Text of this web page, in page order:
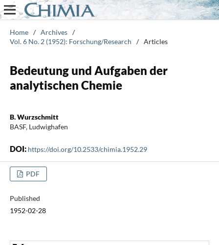
Home / Archives /
Vol. 6 No. 2 (1952): Forschung/Research
/ Articles
Bedeutung und Aufgaben der
analytischen Chemie
B. Wurzschmitt
BASF, Ludwighafen
DOI: https://doi.org/10.2533/chimia.1952.29
PDF
Published
1952-02-28